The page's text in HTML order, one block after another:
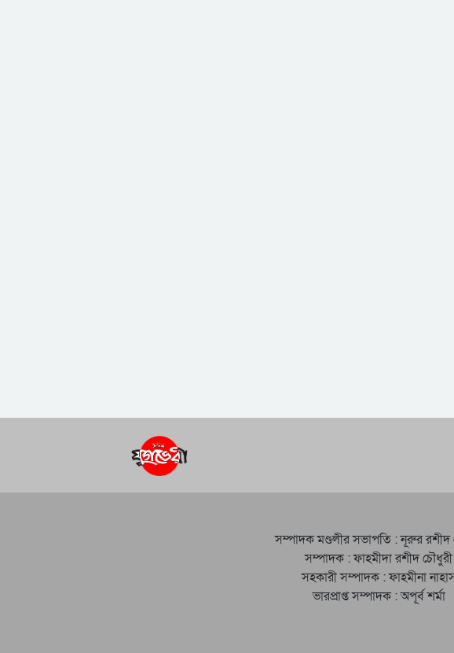
সম্পাদক মণ্ডলীর সভাপতি : নূরুর রশীদ
সম্পাদক : ফাহমীদা রশীদ চৌধুরী
সহকারী সম্পাদক : ফাহমীনা
ভারপ্রাপ্ত সম্পাদক : অপূর্ব শর্মা